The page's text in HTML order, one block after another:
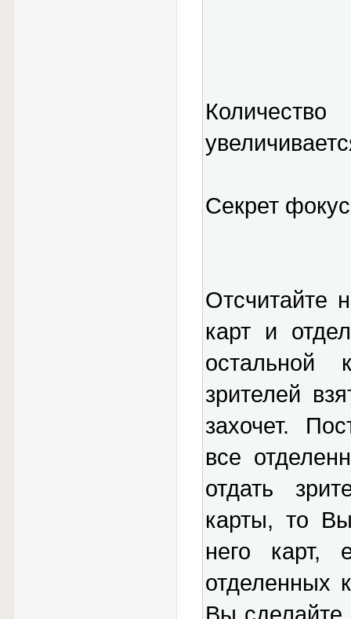
Секрет
Отсчитайте
карт и
остальной
зрителей
захочет.
все
отдать
карты, то
него карт,
отделенных